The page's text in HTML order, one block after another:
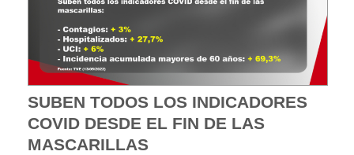
SUBEN TODOS LOS INDICADORES
COVID DESDE EL FIN DE LAS
MASCARILLAS